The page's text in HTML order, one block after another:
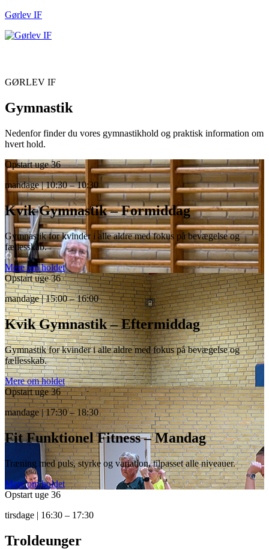
Gørlev IF
GØRLEV IF
Gymnastik
Nedenfor finder du vores gymnastikhold og praktisk information om
hvert hold.
Opstart uge 36
mandage | 10:30 – 10:30
Kvik Gymnastik – Formiddag
Gymnastik for kvinder i alle aldre med fokus på bevægelse og
fællesskab.
Mere om holdet
Opstart uge 36
mandage | 15:00 – 16:00
Kvik Gymnastik – Eftermiddag
Gymnastik for kvinder i alle aldre med fokus på bevægelse og
fællesskab.
Mere om holdet
Opstart uge 36
mandage | 17:30 – 18:30
Fit Funktionel Fitness – Mandag
Træning med puls, styrke og variation, tilpasset alle niveauer.
Mere om holdet
Opstart uge 36
tirsdage | 16:30 – 17:30
Troldeunger